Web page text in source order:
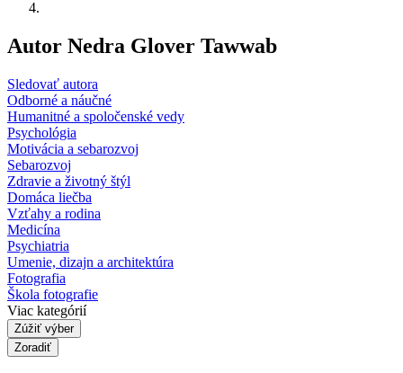
Autor Nedra Glover Tawwab
Sledovať autora
Odborné a náučné
Humanitné a spoločenské vedy
Psychológia
Motivácia a sebarozvoj
Sebarozvoj
Zdravie a životný štýl
Domáca liečba
Vzťahy a rodina
Medicína
Psychiatria
Umenie, dizajn a architektúra
Fotografia
Škola fotografie
Viac kategórií
Zúžiť výber
Zoradiť